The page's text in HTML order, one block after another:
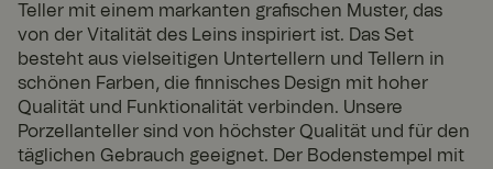
Teller mit einem markanten grafischen Muster, das
von der Vitalität des Leins inspiriert ist. Das Set
besteht aus vielseitigen Untertellern und Tellern in
schönen Farben, die finnisches Design mit hoher
Qualität und Funktionalität verbinden. Unsere
Porzellanteller sind von höchster Qualität und für den
täglichen Gebrauch geeignet. Der Bodenstempel mit